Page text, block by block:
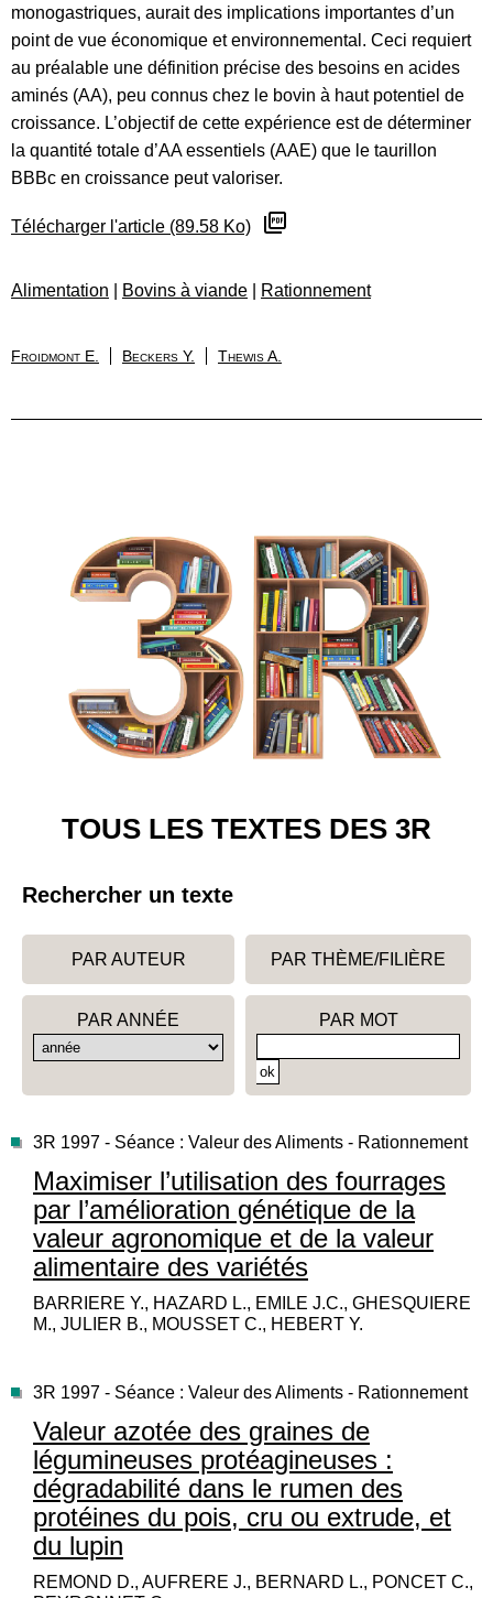
monogastriques, aurait des implications importantes d’un
point de vue économique et environnemental. Ceci requiert
au préalable une définition précise des besoins en acides
aminés (AA), peu connus chez le bovin à haut potentiel de
croissance. L’objectif de cette expérience est de déterminer
la quantité totale d’AA essentiels (AAE) que le taurillon
BBBc en croissance peut valoriser.
Télécharger l'article (89.58 Ko)
Alimentation Bovins à viande Rationnement
Froidmont E. Beckers Y. Thewis A.
TOUS LES TEXTES DES 3R
Rechercher un texte
PAR AUTEUR PAR THÈME/FILIÈRE
PAR ANNÉE PAR MOT
3R 1997 - Séance : Valeur des Aliments - Rationnement
Maximiser l’utilisation des fourrages
par l’amélioration génétique de la
valeur agronomique et de la valeur
alimentaire des variétés
BARRIERE Y., HAZARD L., EMILE J.C., GHESQUIERE
M., JULIER B., MOUSSET C., HEBERT Y.
3R 1997 - Séance : Valeur des Aliments - Rationnement
Valeur azotée des graines de
légumineuses protéagineuses :
dégradabilité dans le rumen des
protéines du pois, cru ou extrude, et
du lupin
REMOND D., AUFRERE J., BERNARD L., PONCET C.,